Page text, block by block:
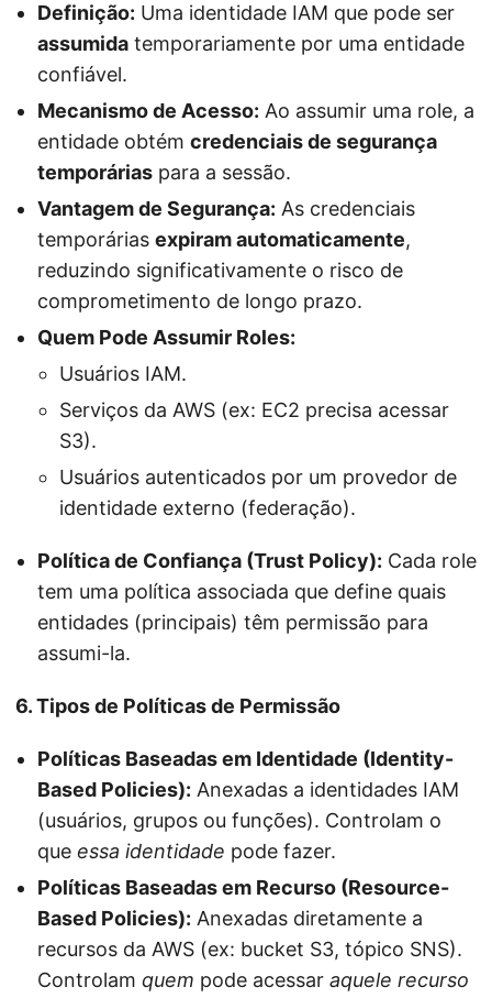
Definição: Uma identidade IAM que pode ser
assumida temporariamente por uma entidade
confiável.
Mecanismo de Acesso: Ao assumir uma role, a
entidade obtém credenciais de segurança
temporárias para a sessão.
Vantagem de Segurança: As credenciais
temporárias expiram automaticamente,
reduzindo significativamente o risco de
comprometimento de longo prazo.
Quem Pode Assumir Roles:
Usuários IAM.
Serviços da AWS (ex: EC2 precisa acessar
S3).
Usuários autenticados por um provedor de
identidade externo (federação).
Política de Confiança (Trust Policy): Cada role
tem uma política associada que define quais
entidades (principais) têm permissão para
assumi-la.
6. Tipos de Políticas de Permissão
Políticas Baseadas em Identidade (Identity-
Based Policies): Anexadas a identidades IAM
(usuários, grupos ou funções). Controlam o
que essa identidade pode fazer.
Políticas Baseadas em Recurso (Resource-
Based Policies): Anexadas diretamente a
recursos da AWS (ex: bucket S3, tópico SNS).
Controlam quem pode acessar aquele recurso